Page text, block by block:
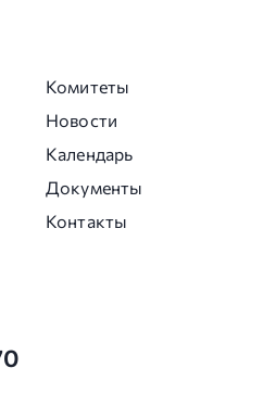
Комитеты
Новости
Календарь
Документы
Контакты